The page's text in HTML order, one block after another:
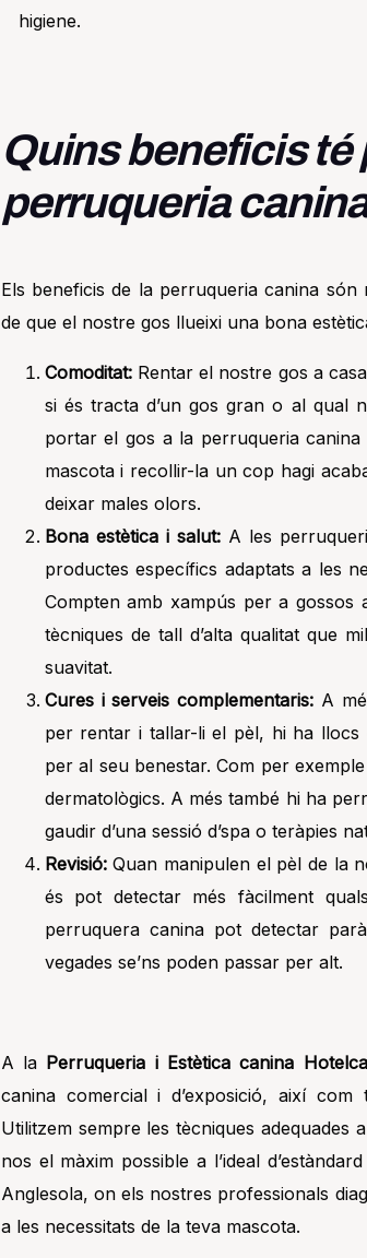
higiene.
Quins beneficis té
perruqueria
Els beneficis de la perruqueria canina
de que el nostre gos llueixi una bona
Comoditat:Rentar el nostre gos a
si és tracta d’un gos gran o al qual
portar el gos a la perruqueria
mascota i recollir-la un cop hagi
deixar males olors.
Bona estètica i salut:A les
productes específics adaptats a les
Compten amb xampús per a gossos
tècniques de tall d’alta qualitat que
suavitat.
Cures i serveis complementaris: A
per rentar i tallar-li el pèl, hi ha llocs
per al seu benestar. Com per
dermatològics. A més també hi ha
gaudir d’una sessió d’spa o teràpies
Revisió:Quan manipulen el pèl de la
és pot detectar més fàcilment
perruquera canina pot detectar
vegades se’ns poden passar per alt.
A la Perruqueria i Estètica canina
canina comercial i d’exposició, així
Utilitzem sempre les tècniques
nos el màxim possible a l’ideal
Anglesola, on els nostres professionals
a les necessitats de la teva mascota.